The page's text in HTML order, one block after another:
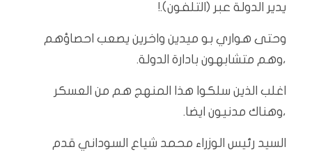
يدير الدولة عبر (التلفون).!
وحتى هواري بو ميدين واخرين يصعب احصاؤهم
،وهم متشابهون بادارة الدولة.
اغلب الذين سلكوا هذا المنهج هم من العسكر
،وهناك مدنيون ايضا.
السيد رئيس الوزراء محمد شياع السوداني قدم